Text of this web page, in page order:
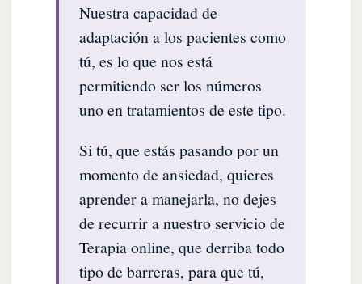
Nuestra capacidad de
adaptación a los pacientes como
tú, es lo que nos está
permitiendo ser los números
uno en tratamientos de este tipo.
Si tú, que estás pasando por un
momento de ansiedad, quieres
aprender a manejarla, no dejes
de recurrir a nuestro servicio de
Terapia online, que derriba todo
tipo de barreras, para que tú,